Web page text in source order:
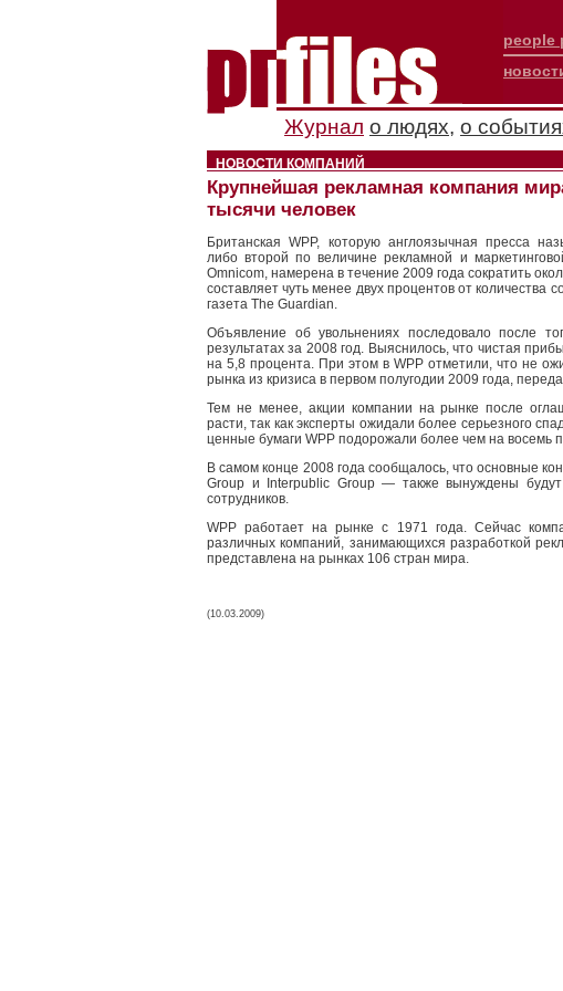
people
Журнал о людях, о
НОВОСТИ КОМПАНИЙ
Крупнейшая рекламная компания
тысячи человек
Британская WPP, которую англоязычная пресса
либо второй по величине рекламной и
Omnicom, намерена в течение 2009 года сократить
составляет чуть менее двух процентов от количества
газета The Guardian.
Объявление об увольнениях последовало после
результатах за 2008 год. Выяснилось, что чистая
на 5,8 процента. При этом в WPP отметили, что не
рынка из кризиса в первом полугодии 2009 года,
Тем не менее, акции компании на рынке после
расти, так как эксперты ожидали более серьезного
ценные бумаги WPP подорожали более чем на восемь
В самом конце 2008 года сообщалось, что основные
Group и Interpublic Group — также вынуждены будут
сотрудников.
WPP работает на рынке с 1971 года. Сейчас
различных компаний, занимающихся разработкой
представлена на рынках 106 стран мира.
(10.03.2009)